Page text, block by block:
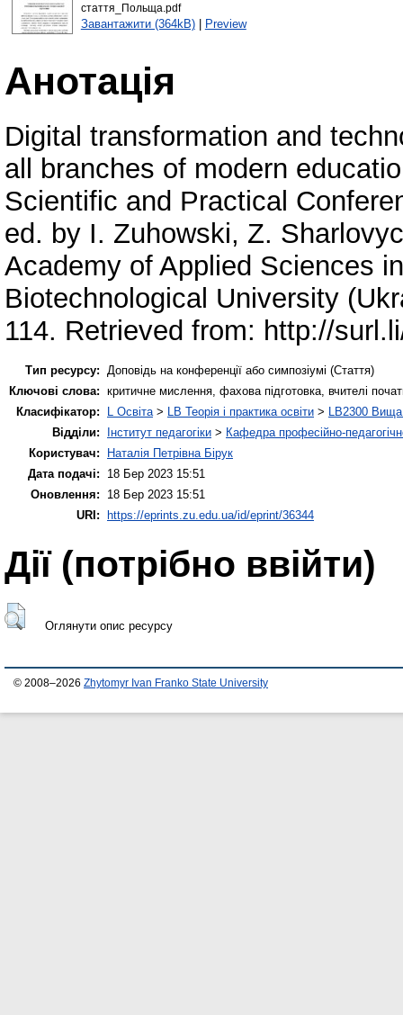
стаття_Польща.pdf
Завантажити (364kB)| Preview
Анотація
Digital transformation and
all branches of modern
Scientific and Practical
ed. by I. Zuhowski, Z.
Academy of Applied Sciences
Biotechnological University
114. Retrieved from: http://
Тип ресурсу:
Доповідь на конференції або симпозіумі (Стаття)
Ключові слова: критичне мислення, фахова підготовка, вчителі
Класифікатор:
L Освіта > LB Теорія і практика освіти > LB2300 Вища
Відділи:
Інститут педагогіки > Кафедра професійно-
Користувач:
Наталія Петрівна Бірук
Дата подачі:
18 Бер 2023 15:51
Оновлення:
18 Бер 2023 15:51
URI: https://eprints.zu.edu.ua/id/eprint/36344
Дії ​​(потрібно ввійти)
Оглянути опис ресурсу
© 2008–2026 Zhytomyr Ivan Franko State University